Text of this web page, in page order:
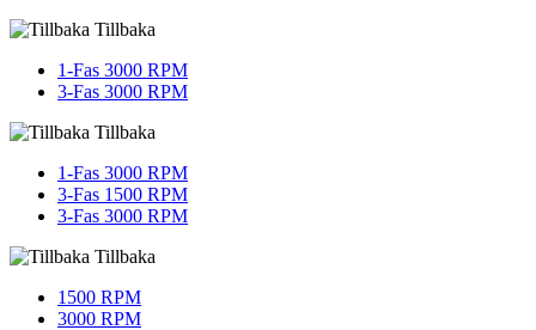
Tillbaka
1-Fas 3000 RPM
3-Fas 3000 RPM
Tillbaka
1-Fas 3000 RPM
3-Fas 1500 RPM
3-Fas 3000 RPM
Tillbaka
1500 RPM
3000 RPM